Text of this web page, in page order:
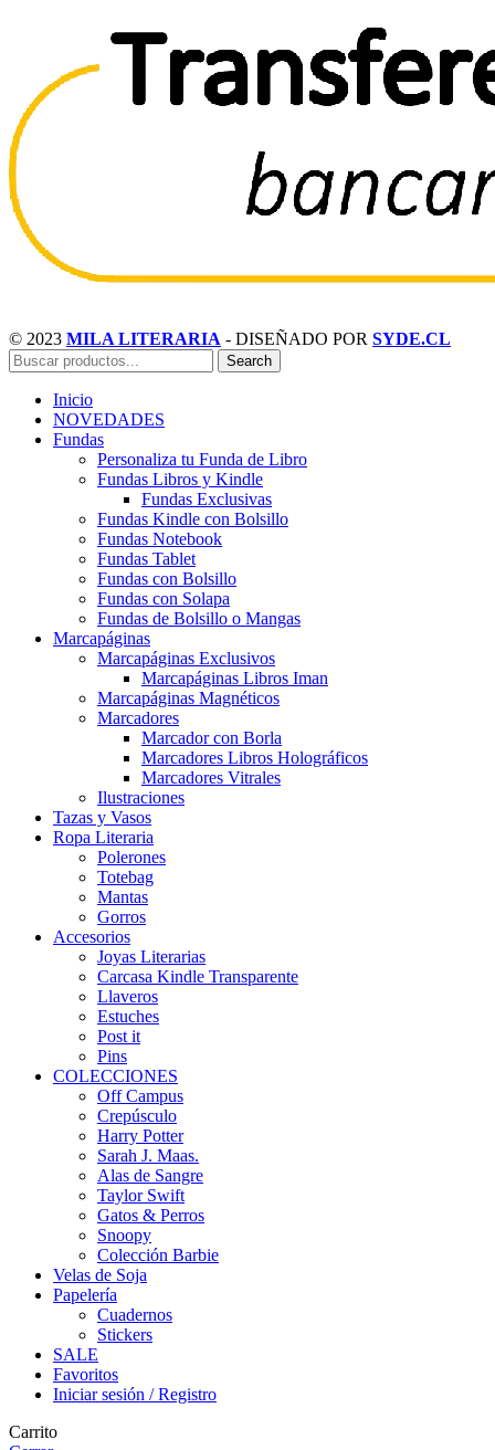
© 2023 MILA LITERARIA - DISEÑADO POR SYDE.CL
Search
Inicio
NOVEDADES
Fundas
Personaliza tu Funda de Libro
Fundas Libros y Kindle
Fundas Exclusivas
Fundas Kindle con Bolsillo
Fundas Notebook
Fundas Tablet
Fundas con Bolsillo
Fundas con Solapa
Fundas de Bolsillo o Mangas
Marcapáginas
Marcapáginas Exclusivos
Marcapáginas Libros Iman
Marcapáginas Magnéticos
Marcadores
Marcador con Borla
Marcadores Libros Holográficos
Marcadores Vitrales
Ilustraciones
Tazas y Vasos
Ropa Literaria
Polerones
Totebag
Mantas
Gorros
Accesorios
Joyas Literarias
Carcasa Kindle Transparente
Llaveros
Estuches
Post it
Pins
COLECCIONES
Off Campus
Crepúsculo
Harry Potter
Sarah J. Maas.
Alas de Sangre
Taylor Swift
Gatos & Perros
Snoopy
Colección Barbie
Velas de Soja
Papelería
Cuadernos
Stickers
SALE
Favoritos
Iniciar sesión / Registro
Carrito